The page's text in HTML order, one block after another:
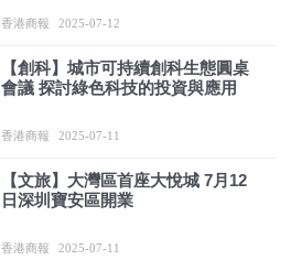
香港商報 2025-07-12
【創科】城市可持續創科生態圓桌
會議 探討綠色科技的投資與應用
香港商報 2025-07-11
【文旅】大灣區首座大悅城 7月12
日深圳寶安區開業
香港商報 2025-07-11